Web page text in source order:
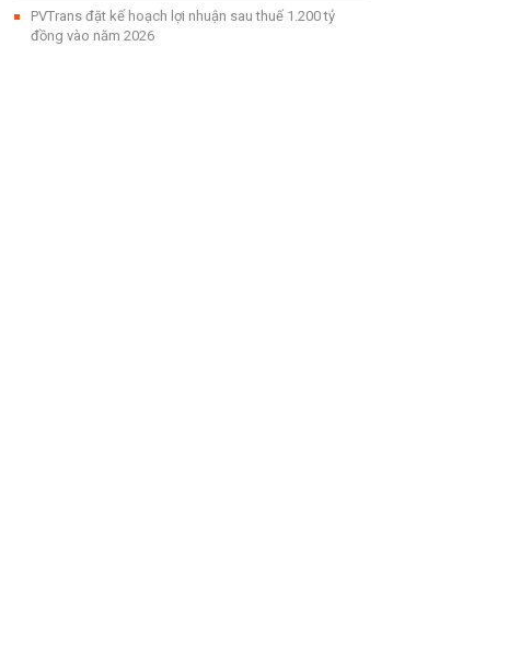
PVTrans đặt kế hoạch lợi nhuận sau thuế 1.200 tỷ
đồng vào năm 2026